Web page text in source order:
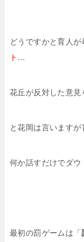
どうですかと育人
ト …
花丘が反対した意
と花岡は言いますが
何か話すだけでダウ
最初の罰ゲームは「